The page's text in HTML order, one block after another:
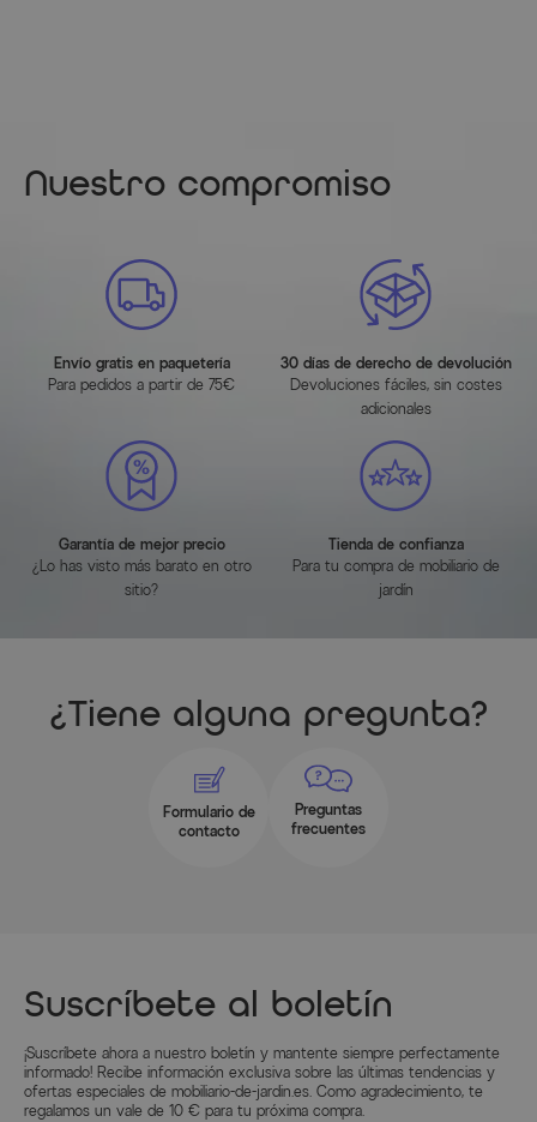
Anthrazit
Material principal Aluminium
Información del fabricante
MÁS INFORMACIÓN AQUÍ
Nuestro compromiso
Envío gratis en paquetería
Para pedidos a partir de 75€
30 días de derecho de devolución
Devoluciones fáciles, sin costes
adicionales
Garantía de mejor precio
¿Lo has visto más barato en otro
sitio?
Tienda de confianza
Para tu compra de mobiliario de
jardín
¿Tiene alguna pregunta?
Formulario de
contacto
Preguntas
frecuentes
Suscríbete al boletín
¡Suscríbete ahora a nuestro boletín y mantente siempre perfectamente
informado! Recibe información exclusiva sobre las últimas tendencias y
ofertas especiales de mobiliario-de-jardin.es. Como agradecimiento, te
regalamos un vale de 10 € para tu próxima compra.